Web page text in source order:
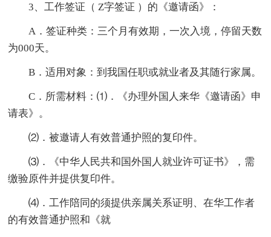
3、工作签证（ Z字签证 ）的《邀请函》：
A．签证种类：三个月有效期，一次入境，停留天数
为000天。
B．适用对象：到我国任职或就业者及其随行家属。
C．所需材料：⑴．《办理外国人来华《邀请函》申
请表》。
⑵．被邀请人有效普通护照的复印件。
⑶．《中华人民共和国外国人就业许可证书》，需
缴验原件并提供复印件。
⑷．工作陪同的须提供亲属关系证明、在华工作者
的有效普通护照和《就